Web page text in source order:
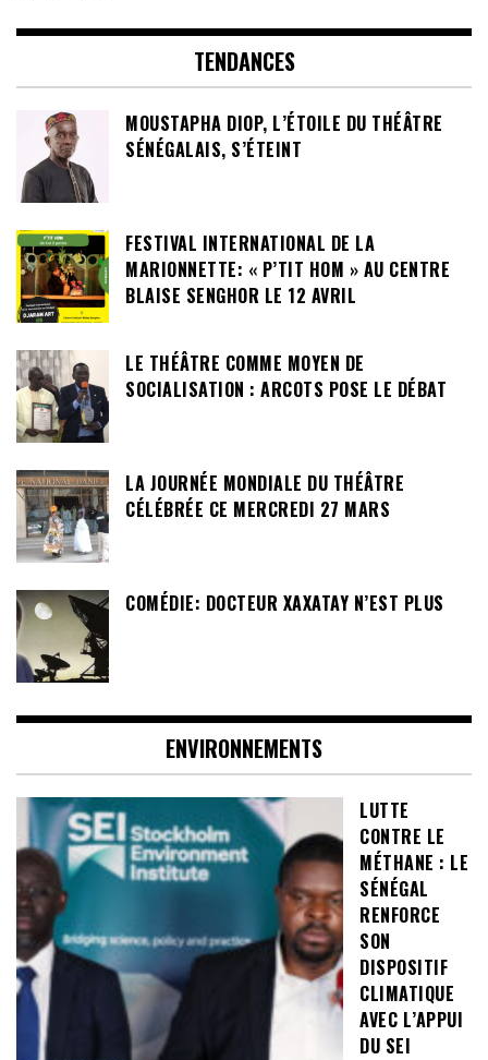
TENDANCES
MOUSTAPHA DIOP, L’ÉTOILE DU THÉÂTRE
SÉNÉGALAIS, S’ÉTEINT
FESTIVAL INTERNATIONAL DE LA
MARIONNETTE: « P’TIT HOM » AU CENTRE
BLAISE SENGHOR LE 12 AVRIL
LE THÉÂTRE COMME MOYEN DE
SOCIALISATION : ARCOTS POSE LE DÉBAT
LA JOURNÉE MONDIALE DU THÉÂTRE
CÉLÉBRÉE CE MERCREDI 27 MARS
COMÉDIE: DOCTEUR XAXATAY N’EST PLUS
ENVIRONNEMENTS
LUTTE
CONTRE LE
MÉTHANE : LE
SÉNÉGAL
RENFORCE
SON
DISPOSITIF
CLIMATIQUE
AVEC L’APPUI
DU SEI